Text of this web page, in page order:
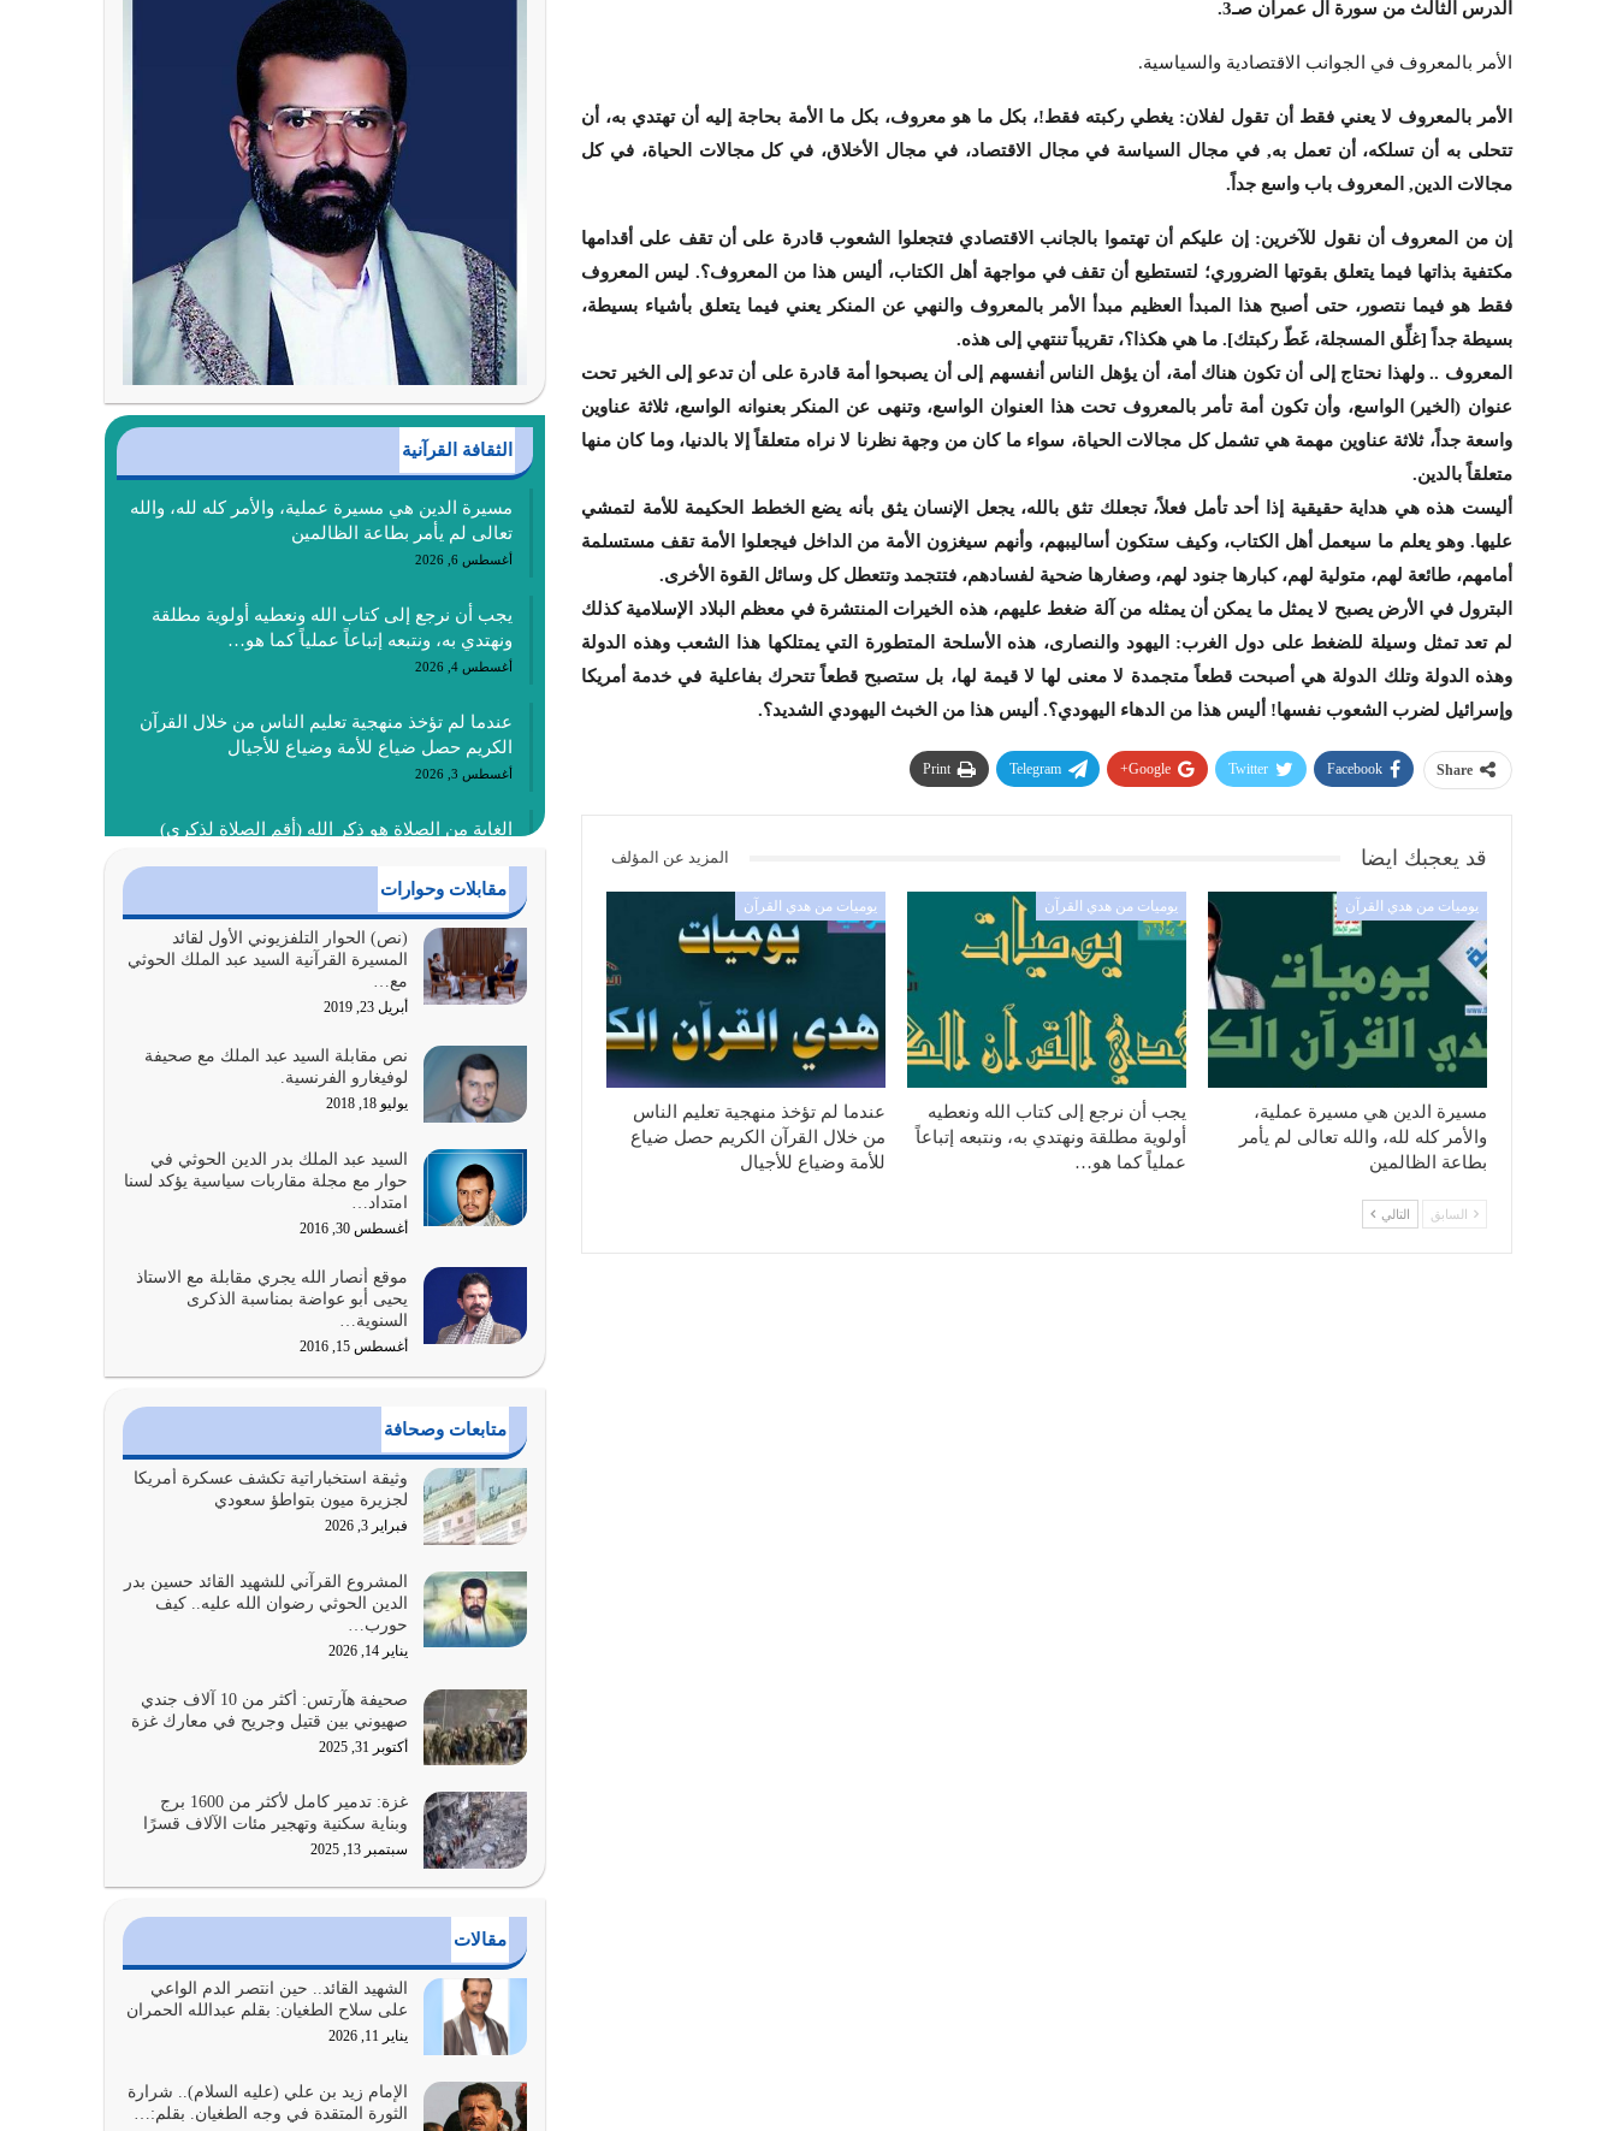
الدرس الثالث من سورة ال عمران صـ3.
الأمر بالمعروف في الجوانب الاقتصادية والسياسية.
الأمر بالمعروف لا يعني فقط أن تقول لفلان: يغطي ركبته فقط!، بكل ما هو معروف، بكل ما الأمة بحاجة إليه أن تهتدي به، أن
تتحلى به أن تسلكه، أن تعمل به, في مجال السياسة في مجال الاقتصاد، في مجال الأخلاق، في كل مجالات الحياة، في كل
مجالات الدين, المعروف باب واسع جداً.
إن من المعروف أن نقول للآخرين: إن عليكم أن تهتموا بالجانب الاقتصادي فتجعلوا الشعوب قادرة على أن تقف على أقدامها
مكتفية بذاتها فيما يتعلق بقوتها الضروري؛ لتستطيع أن تقف في مواجهة أهل الكتاب، أليس هذا من المعروف؟. ليس المعروف
فقط هو فيما نتصور، حتى أصبح هذا المبدأ العظيم مبدأ الأمر بالمعروف والنهي عن المنكر يعني فيما يتعلق بأشياء بسيطة،
بسيطة جداً [غلِّق المسجلة، غَطّ ركبتك]. ما هي هكذا؟، تقريباً تنتهي إلى هذه.
المعروف .. ولهذا نحتاج إلى أن تكون هناك أمة، أن يؤهل الناس أنفسهم إلى أن يصبحوا أمة قادرة على أن تدعو إلى الخير تحت
عنوان (الخير) الواسع، وأن تكون أمة تأمر بالمعروف تحت هذا العنوان الواسع، وتنهى عن المنكر بعنوانه الواسع، ثلاثة عناوين
واسعة جداً، ثلاثة عناوين مهمة هي تشمل كل مجالات الحياة، سواء ما كان من وجهة نظرنا لا نراه متعلقاً إلا بالدنيا، وما كان منها
متعلقاً بالدين.
أليست هذه هي هداية حقيقية إذا أحد تأمل فعلاً، تجعلك تثق بالله، يجعل الإنسان يثق بأنه يضع الخطط الحكيمة للأمة لتمشي
عليها. وهو يعلم ما سيعمل أهل الكتاب، وكيف ستكون أساليبهم، وأنهم سيغزون الأمة من الداخل فيجعلوا الأمة تقف مستسلمة
أمامهم، طائعة لهم، متولية لهم، كبارها جنود لهم، وصغارها ضحية لفسادهم، فتتجمد وتتعطل كل وسائل القوة الأخرى.
البترول في الأرض يصبح لا يمثل ما يمكن أن يمثله من آلة ضغط عليهم، هذه الخيرات المنتشرة في معظم البلاد الإسلامية كذلك
لم تعد تمثل وسيلة للضغط على دول الغرب: اليهود والنصارى، هذه الأسلحة المتطورة التي يمتلكها هذا الشعب وهذه الدولة
وهذه الدولة وتلك الدولة هي أصبحت قطعاً متجمدة لا معنى لها لا قيمة لها، بل ستصبح قطعاً تتحرك بفاعلية في خدمة أمريكا
وإسرائيل لضرب الشعوب نفسها! أليس هذا من الدهاء اليهودي؟. أليس هذا من الخبث اليهودي الشديد؟.
Share
Facebook
Twitter
Google+
Telegram
Print
قد يعجبك ايضا المزيد عن المؤلف
يوميات من هدي القرآن
مسيرة الدين هي مسيرة عملية،
والأمر كله لله، والله تعالى لم يأمر
بطاعة الظالمين
يوميات من هدي القرآن
يجب أن نرجع إلى كتاب الله ونعطيه
أولوية مطلقة ونهتدي به، ونتبعه إتباعاً
عملياً كما هو…
يوميات من هدي القرآن
عندما لم تؤخذ منهجية تعليم الناس
من خلال القرآن الكريم حصل ضياع
للأمة وضياع للأجيال
السابق التالي
الثقافة القرآنية
مسيرة الدين هي مسيرة عملية، والأمر كله لله، والله
تعالى لم يأمر بطاعة الظالمين
أغسطس 6, 2026
يجب أن نرجع إلى كتاب الله ونعطيه أولوية مطلقة
ونهتدي به، ونتبعه إتباعاً عملياً كما هو…
أغسطس 4, 2026
عندما لم تؤخذ منهجية تعليم الناس من خلال القرآن
الكريم حصل ضياع للأمة وضياع للأجيال
أغسطس 3, 2026
الغاية من الصلاة هو ذكر الله (أقم الصلاة لذكري)
أغسطس 2, 2026
السبب الرئيسي لشقاء الأمة الابتعاد عن كتاب الله
والتعدي لحدود الله بالإضافات للدين
أغسطس 1, 2026
أبرز أسباب الشقاء هو الإعراض عن ذكر الله وعن هدى
الله المتمثل في القرآن الكريم
يوليو 31, 2026
أولياء الشيطان كلما كانوا أكثر ولاءً وطاعة للشيطان
كلما كانوا أكثر ضعفاً
يوليو 30, 2026
والرزق والاستبشار والنجاة والخلود في…
يوليو 29, 2026
هل نحن من الصالحين؟ قيِّم نفسك هنا اترك القرآن
على أصله وأعرض نفسك، وأعرض ما لديك على…
يوليو 27, 2026
عندما يكون عدوك هو عدو الله معناه أن تكون نقاط
الضعف فيه كثيرة وسينصرك الله عليه إذا…
يوليو 26, 2026
أراد الله لهذه الأمة ان تكون خير امة أخرجت للناس
بالنهوض بالأمر بالمعروف والنهي عن…
يوليو 25, 2026
الدين الذي شرعه الله لا يجوز أن يخضع لآرائنا وأهوائنا
واجتهاداتنا لأننا سنختلف ونتفرق
يوليو 24, 2026
يجب أن نعود جميعاً الى القرآن وعندنا أخطاء جميعاً
لنعتصم بحبل الله جميعاً وليس كل…
يوليو 22, 2026
المُلك كله لله تعالى يؤتيه من يشاء وينزعه ممن يشاء
مقابلات وحوارات
(نص) الحوار التلفزيوني الأول لقائد
المسيرة القرآنية السيد عبد الملك الحوثي
مع…
أبريل 23, 2019
نص مقابلة السيد عبد الملك مع صحيفة
لوفيغارو الفرنسية.
يوليو 18, 2018
السيد عبد الملك بدر الدين الحوثي في
حوار مع مجلة مقاربات سياسية يؤكد لسنا
امتداد…
أغسطس 30, 2016
موقع أنصار الله يجري مقابلة مع الاستاذ
يحيى أبو عواضة بمناسبة الذكرى
السنوية…
أغسطس 15, 2016
متابعات وصحافة
وثيقة استخباراتية تكشف عسكرة أمريكا
لجزيرة ميون بتواطؤ سعودي
فبراير 3, 2026
المشروع القرآني للشهيد القائد حسين بدر
الدين الحوثي رضوان الله عليه.. كيف
حورب…
يناير 14, 2026
صحيفة هآرتس: أكثر من 10 آلاف جندي
صهيوني بين قتيل وجريح في معارك غزة
أكتوبر 31, 2025
غزة: تدمير كامل لأكثر من 1600 برج
وبناية سكنية وتهجير مئات الآلاف قسرًا
سبتمبر 13, 2025
مقالات
الشهيد القائد.. حين انتصر الدم الواعي
على سلاح الطغيان: بقلم عبدالله الحمران
يناير 11, 2026
الإمام زيد بن علي (عليه السلام).. شرارة
الثورة المتقدة في وجه الطغيان. بقلم:…